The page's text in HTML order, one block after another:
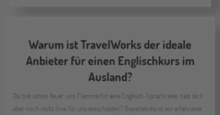
Warum ist TravelWorks der ideale
Anbieter für einen Englischkurs im
Ausland?
Du bist schon Feuer und Flamme für eine Englisch-Sprachreise, hast dich
aber noch nicht final für uns entschieden? TravelWorks ist ein erfahrener